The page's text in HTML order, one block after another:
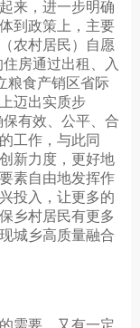
来，进一步明确
到政策上，主要
农村居民）自愿
房通过出租、入
粮食产销区省际
迈出实质步
有效、公平、合
工作，与此同
新力度，更好地
素自由地发挥作
投入，让更多的
乡村居民有更多
城乡高质量融合